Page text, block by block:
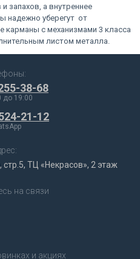
запахов, а внутреннее
надежно уберегут от
карманы с механизмами 3 класса
листом металла.
38-68
до 19:00
21-12
стр.5, ТЦ «Некрасов», 2 этаж
на связи
и акциях